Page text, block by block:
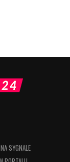
NA SYGNALE